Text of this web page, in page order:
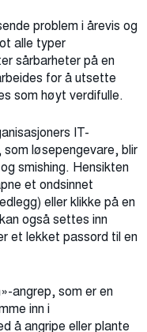
problem i årevis og
alle typer
sårbarheter på en
for å utsette
som høyt verdifulle.
IT-
løsepengevare, blir
smishing. Hensikten
et ondsinnet
eller klikke på en
også settes inn
et lekket passord til en
angrep, som er en
inn i
å angripe eller plante